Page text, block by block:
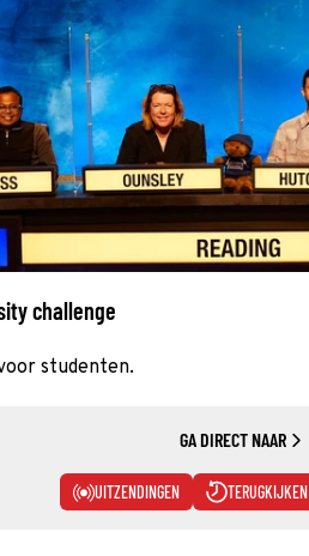
challenge
studenten.
GA DIRECT NAAR
UITZENDINGEN TERUGKIJKEN